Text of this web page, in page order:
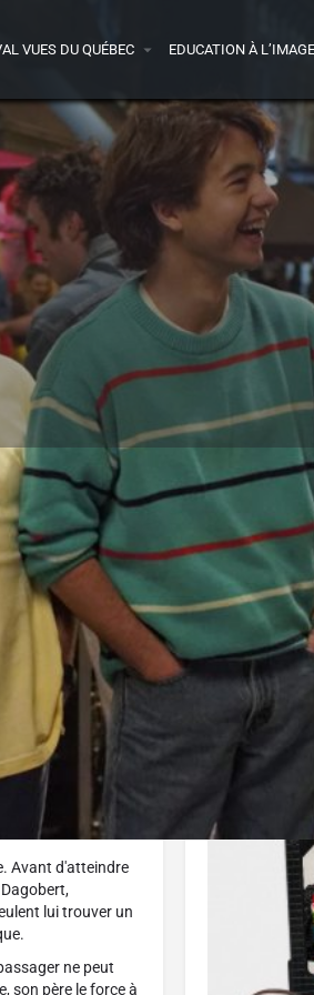
VUES DU QUÉBEC EDUCATION À L’IMAGE
Presse
Donnez votre avis
Avant d'atteindre
lui trouver un
ne peut
son père le force à
Affiche